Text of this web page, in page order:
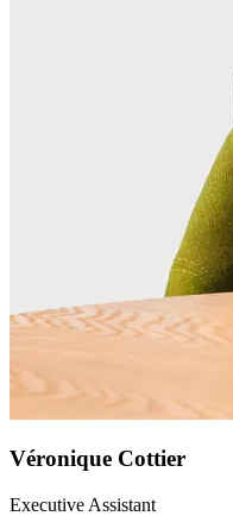
Véronique Cottier
Executive Assistant